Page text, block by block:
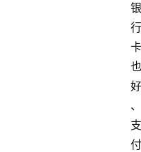
银
行
卡
也
好
、
支
付